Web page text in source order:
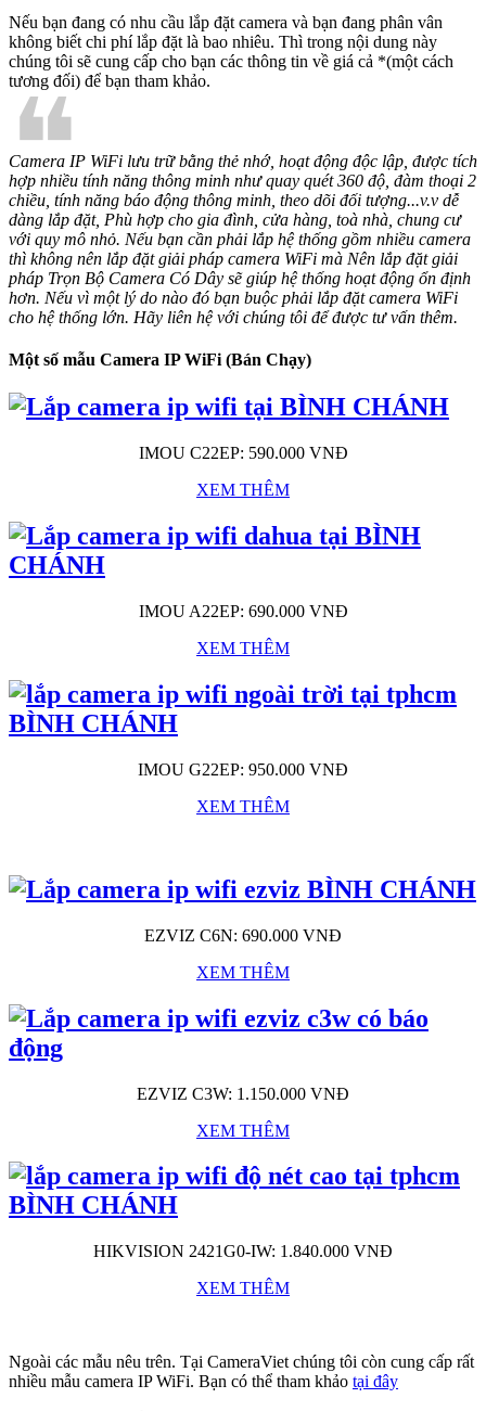
Nếu bạn đang có nhu cầu lắp đặt camera và bạn đang phân vân
không biết chi phí lắp đặt là bao nhiêu. Thì trong nội dung này
chúng tôi sẽ cung cấp cho bạn các thông tin về giá cả *(một cách
tương đối) để bạn tham khảo.
❝
Camera IP WiFi lưu trữ bằng thẻ nhớ, hoạt động độc lập, được tích
hợp nhiều tính năng thông minh như quay quét 360 độ, đàm thoại 2
chiều, tính năng báo động thông minh, theo dõi đối tượng...v.v dễ
dàng lắp đặt, Phù hợp cho gia đình, cửa hàng, toà nhà, chung cư
với quy mô nhỏ. Nếu bạn cần phải lắp hệ thống gồm nhiều camera
thì không nên lắp đặt giải pháp camera WiFi mà Nên lắp đặt giải
pháp Trọn Bộ Camera Có Dây sẽ giúp hệ thống hoạt động ổn định
hơn. Nếu vì một lý do nào đó bạn buộc phải lắp đặt camera WiFi
cho hệ thống lớn. Hãy liên hệ với chúng tôi để được tư vấn thêm.
Một số mẫu Camera IP WiFi (Bán Chạy)
IMOU C22EP: 590.000 VNĐ
XEM THÊM
IMOU A22EP: 690.000 VNĐ
XEM THÊM
IMOU G22EP: 950.000 VNĐ
XEM THÊM
EZVIZ C6N: 690.000 VNĐ
XEM THÊM
EZVIZ C3W: 1.150.000 VNĐ
XEM THÊM
HIKVISION 2421G0-IW: 1.840.000 VNĐ
XEM THÊM
Ngoài các mẫu nêu trên. Tại CameraViet chúng tôi còn cung cấp rất
nhiều mẫu camera IP WiFi. Bạn có thể tham khảo tại đây